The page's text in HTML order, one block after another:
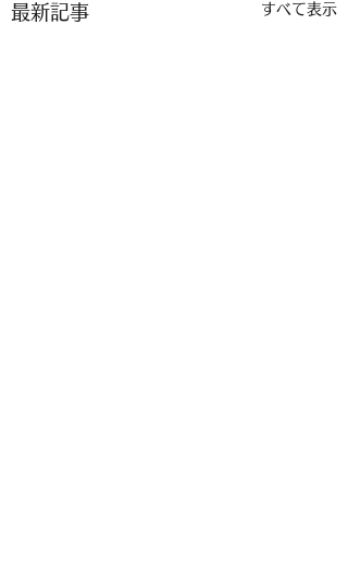
最新記事 すべて表示